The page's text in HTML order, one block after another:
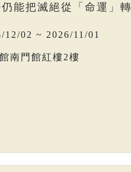
能把滅絕從「命運」
12/02 ~ 2026/11/01
南門館紅樓2樓